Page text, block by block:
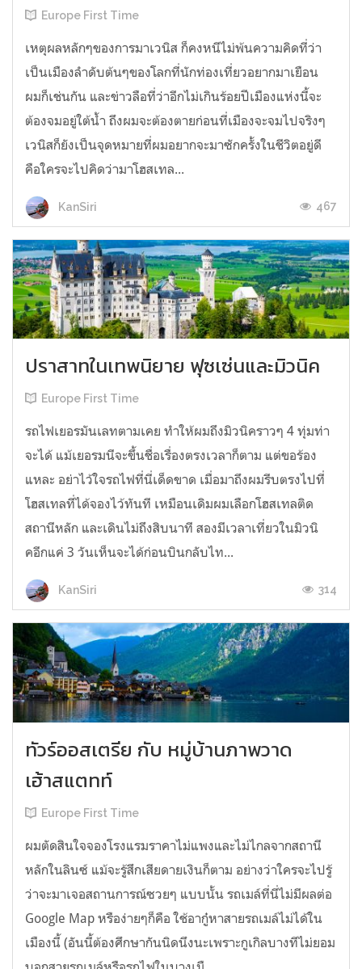
Europe First Time
เหตุผลหลักๆของการมาเวนิส ก็คงหนีไม่พ้นความคิดที่ว่า
เป็นเมืองลำดับต้นๆของโลกที่นักท่องเที่ยวอยากมาเยือน
ผมก็เช่นกัน และข่าวลือที่ว่าอีกไม่เกินร้อยปีเมืองแห่งนี้จะ
ต้องจมอยู่ใต้น้ำ ถึงผมจะต้องตายก่อนที่เมืองจะจมไปจริงๆ
เวนิสก็ยังเป็นจุดหมายที่ผมอยากจะมาซักครั้งในชีวิตอยู่ดี
คือใครจะไปคิดว่ามาโฮสเทล...
KanSiri 467
ปราสาทในเทพนิยาย ฟุซเซ่นและมิวนิค
Europe First Time
รถไฟเยอรมันเลทตามเคย ทำให้ผมถึงมิวนิคราวๆ 4 ทุ่มท่า
จะได้ แม้เยอรมนีจะขึ้นชื่อเรื่องตรงเวลาก็ตาม แต่ขอร้อง
แหละ อย่าไว้ใจรถไฟที่นี่เด็ดขาด เมื่อมาถึงผมรีบตรงไปที่
โฮสเทลที่ได้จองไว้ทันที เหมือนเดิมผมเลือกโฮสเทลติด
สถานีหลัก และเดินไม่ถึงสิบนาที สองมีเวลาเที่ยวในมิวนิ
คอีกแค่ 3 วันเห็นจะได้ก่อนบินกลับไท...
KanSiri 314
ทัวร์ออสเตรีย กับ หมู่บ้านภาพวาด
เฮ้าสแตทท์
Europe First Time
ผมตัดสินใจจองโรงแรมราคาไม่แพงและไม่ไกลจากสถานี
หลักในลินซ์ แม้จะรู้สึกเสียดายเงินก็ตาม อย่างว่าใครจะไปรู้
ว่าจะมาเจอสถานการณ์ซวยๆ แบบนั้น รถเมล์ที่นี่ไม่มีผลต่อ
Google Map หรือง่ายๆก็คือ ใช้อากู๋หาสายรถเมล์ไม่ได้ใน
เมืองนี้ (อันนี้ต้องศึกษากันนิดนึงนะเพราะกูเกิลบางทีไม่ยอม